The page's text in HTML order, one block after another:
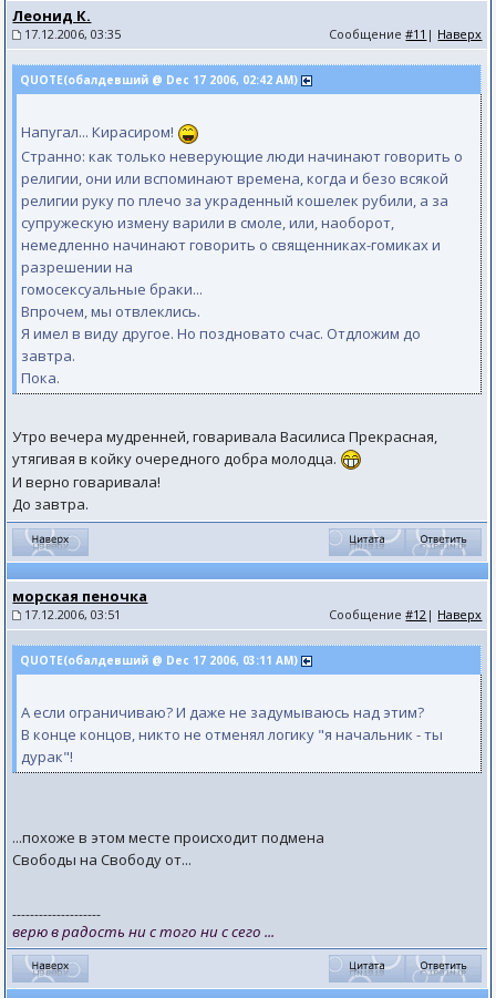
Леонид К.
17.12.2006, 03:35 Сообщение#11 | Наверх
QUOTE(обалдевший @ Dec 17 2006, 02:42 AM)
Напугал... Кирасиром!
Странно: как только неверующие люди начинают говорить о
религии, они или вспоминают времена, когда и безо всякой
религии руку по плечо за украденный кошелек рубили, а за
супружескую измену варили в смоле, или, наоборот,
немедленно начинают говорить о священниках-гомиках и
разрешении на
гомосексуальные браки...
Впрочем, мы отвлеклись.
Я имел в виду другое. Но поздновато счас. Отдложим до
завтра.
Пока.
Утро вечера мудренней, говаривала Василиса Прекрасная,
утягивая в койку очередного добра молодца.
И верно говаривала!
До завтра.
морская пеночка
17.12.2006, 03:51 Сообщение#12 | Наверх
QUOTE(обалдевший @ Dec 17 2006, 03:11 AM)
А если ограничиваю? И даже не задумываюсь над этим?
В конце концов, никто не отменял логику "я начальник - ты
дурак"!
...похоже в этом месте происходит подмена
Свободы на Свободу от...
--------------------
верю в радость ни с того ни с сего ...